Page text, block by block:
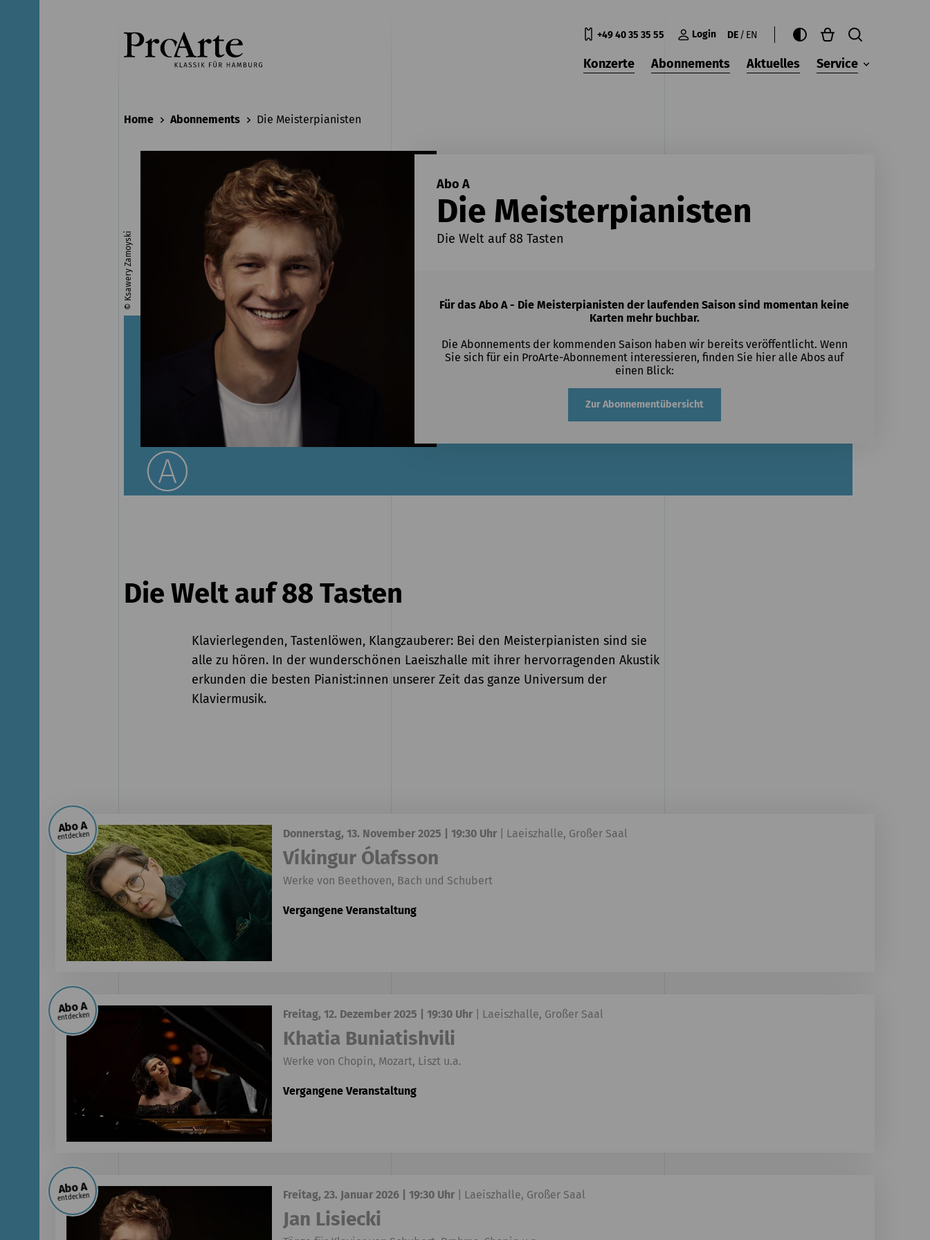
+49 40 35 35 55 Login DE EN
Konzerte Abonnements Aktuelles Service
Home Abonnements Die Meisterpianisten
© Ksawery Zamoyski
Abo A
Die Meisterpianisten
Die Welt auf 88 Tasten
Für das Abo A - Die Meisterpianisten der laufenden Saison sind momentan keine
Karten mehr buchbar.
Die Abonnements der kommenden Saison haben wir bereits veröffentlicht. Wenn
Sie sich für ein ProArte-Abonnement interessieren, finden Sie hier alle Abos auf
einen Blick:
Zur Abonnementübersicht
Die Welt auf 88 Tasten
Klavierlegenden, Tastenlöwen, Klangzauberer: Bei den Meisterpianisten sind sie
alle zu hören. In der wunderschönen Laeiszhalle mit ihrer hervorragenden Akustik
erkunden die besten Pianist:innen unserer Zeit das ganze Universum der
Klaviermusik.
Donnerstag, 13. November 2025 | 19:30 Uhr Laeiszhalle, Großer Saal
Víkingur Ólafsson
Werke von Beethoven, Bach und Schubert
Vergangene Veranstaltung
Abo A
entdecken
Freitag, 12. Dezember 2025 | 19:30 Uhr Laeiszhalle, Großer Saal
Khatia Buniatishvili
Werke von Chopin, Mozart, Liszt u.a.
Vergangene Veranstaltung
Abo A
entdecken
Freitag, 23. Januar 2026 | 19:30 Uhr Laeiszhalle, Großer Saal
Jan Lisiecki
Abo A
entdecken